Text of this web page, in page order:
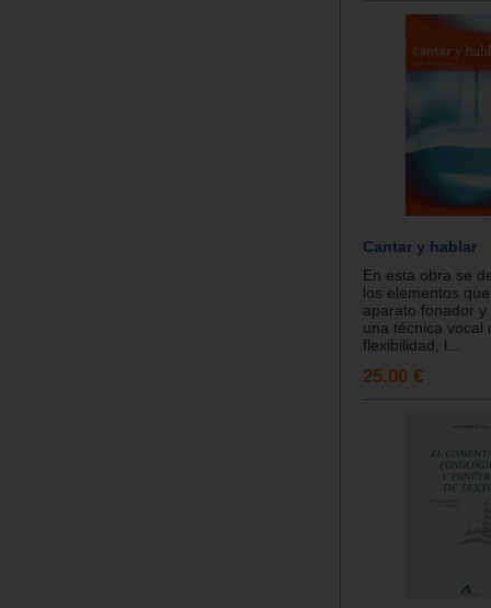
Cantar y hablar
En esta obra se
los elementos
aparato fonador
una técnica vocal
flexibilidad, l...
25.00 €